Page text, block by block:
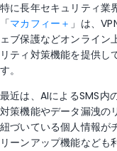
特に長年セキュリティ業
「マカフィー＋ 」は、
ェブ保護などオンライン
リティ対策機能を提供し
す。
最近は、AIによるSMS内
対策機能やデータ漏洩の
紐づいている個人情報が
リーンアップ機能なども